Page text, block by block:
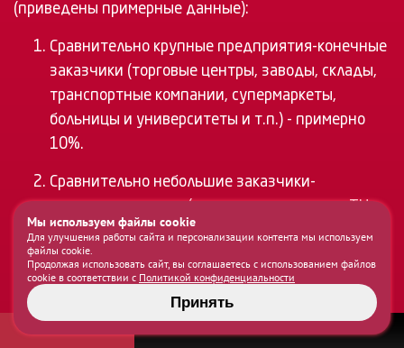
(приведены примерные данные):
Сравнительно крупные предприятия-конечные
заказчики (торговые центры, заводы, склады,
транспортные компании, супермаркеты,
больницы и университеты и т.п.) - примерно
10%.
Сравнительно небольшие заказчики-
юридические, IT-компании, туристические
фирмы и т.п.) - примерно 25%.
Частные заказчики (владельцы домов и
квартир) - около 45%.
Мы используем файлы cookie
Для улучшения работы сайта и персонализации контента мы используем
файлы cookie.
Продолжая использовать сайт, вы соглашаетесь с использованием файлов
cookie в соответствии с Политикой конфиденциальности
Принять